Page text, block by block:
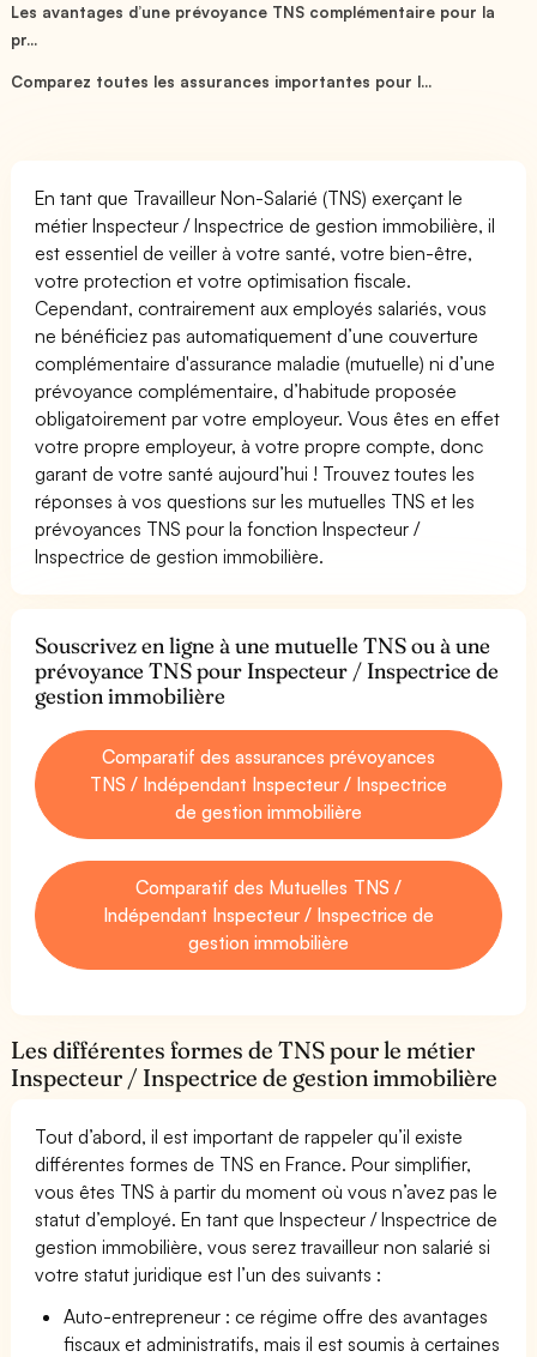
Les avantages d’une prévoyance TNS complémentaire pour la
pr...
Comparez toutes les assurances importantes pour l...
En tant que Travailleur Non-Salarié (TNS) exerçant le
métier Inspecteur / Inspectrice de gestion immobilière, il
est essentiel de veiller à votre santé, votre bien-être,
votre protection et votre optimisation fiscale.
Cependant, contrairement aux employés salariés, vous
ne bénéficiez pas automatiquement d’une couverture
complémentaire d'assurance maladie (mutuelle) ni d’une
prévoyance complémentaire, d’habitude proposée
obligatoirement par votre employeur. Vous êtes en effet
votre propre employeur, à votre propre compte, donc
garant de votre santé aujourd’hui ! Trouvez toutes les
réponses à vos questions sur les mutuelles TNS et les
prévoyances TNS pour la fonction Inspecteur /
Inspectrice de gestion immobilière.
Souscrivez en ligne à une mutuelle TNS ou à une
prévoyance TNS pour Inspecteur / Inspectrice de
gestion immobilière
Comparatif des assurances prévoyances
TNS / Indépendant Inspecteur / Inspectrice
de gestion immobilière
Comparatif des Mutuelles TNS /
Indépendant Inspecteur / Inspectrice de
gestion immobilière
Les différentes formes de TNS pour le métier
Inspecteur / Inspectrice de gestion immobilière
Tout d’abord, il est important de rappeler qu’il existe
différentes formes de TNS en France. Pour simplifier,
vous êtes TNS à partir du moment où vous n’avez pas le
statut d’employé. En tant que Inspecteur / Inspectrice de
gestion immobilière, vous serez travailleur non salarié si
votre statut juridique est l’un des suivants :
Auto-entrepreneur : ce régime offre des avantages
fiscaux et administratifs, mais il est soumis à certaines